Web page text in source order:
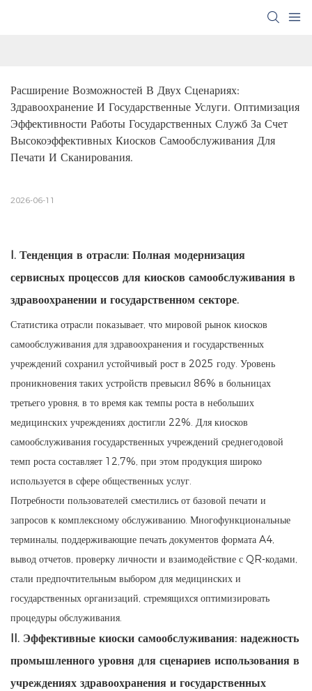
Расширение Возможностей В Двух Сценариях:
Здравоохранение И Государственные Услуги. Оптимизация
Эффективности Работы Государственных Служб За Счет
Высокоэффективных Киосков Самообслуживания Для
Печати И Сканирования.
2026-06-11
I. Тенденция в отрасли: Полная модернизация
сервисных процессов для киосков самообслуживания в
здравоохранении и государственном секторе.
Статистика отрасли показывает, что мировой рынок киосков
самообслуживания для здравоохранения и государственных
учреждений сохранил устойчивый рост в 2025 году. Уровень
проникновения таких устройств превысил 86% в больницах
третьего уровня, в то время как темпы роста в небольших
медицинских учреждениях достигли 22%. Для киосков
самообслуживания государственных учреждений среднегодовой
темп роста составляет 12,7%, при этом продукция широко
используется в сфере общественных услуг.
Потребности пользователей сместились от базовой печати и
запросов к комплексному обслуживанию. Многофункциональные
терминалы, поддерживающие печать документов формата A4,
вывод отчетов, проверку личности и взаимодействие с QR-кодами,
стали предпочтительным выбором для медицинских и
государственных организаций, стремящихся оптимизировать
процедуры обслуживания.
II. Эффективные киоски самообслуживания: надежность
промышленного уровня для сценариев использования в
учреждениях здравоохранения и государственных